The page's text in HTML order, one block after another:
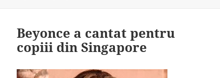
Beyonce a cantat pentru
copiii din Singapore